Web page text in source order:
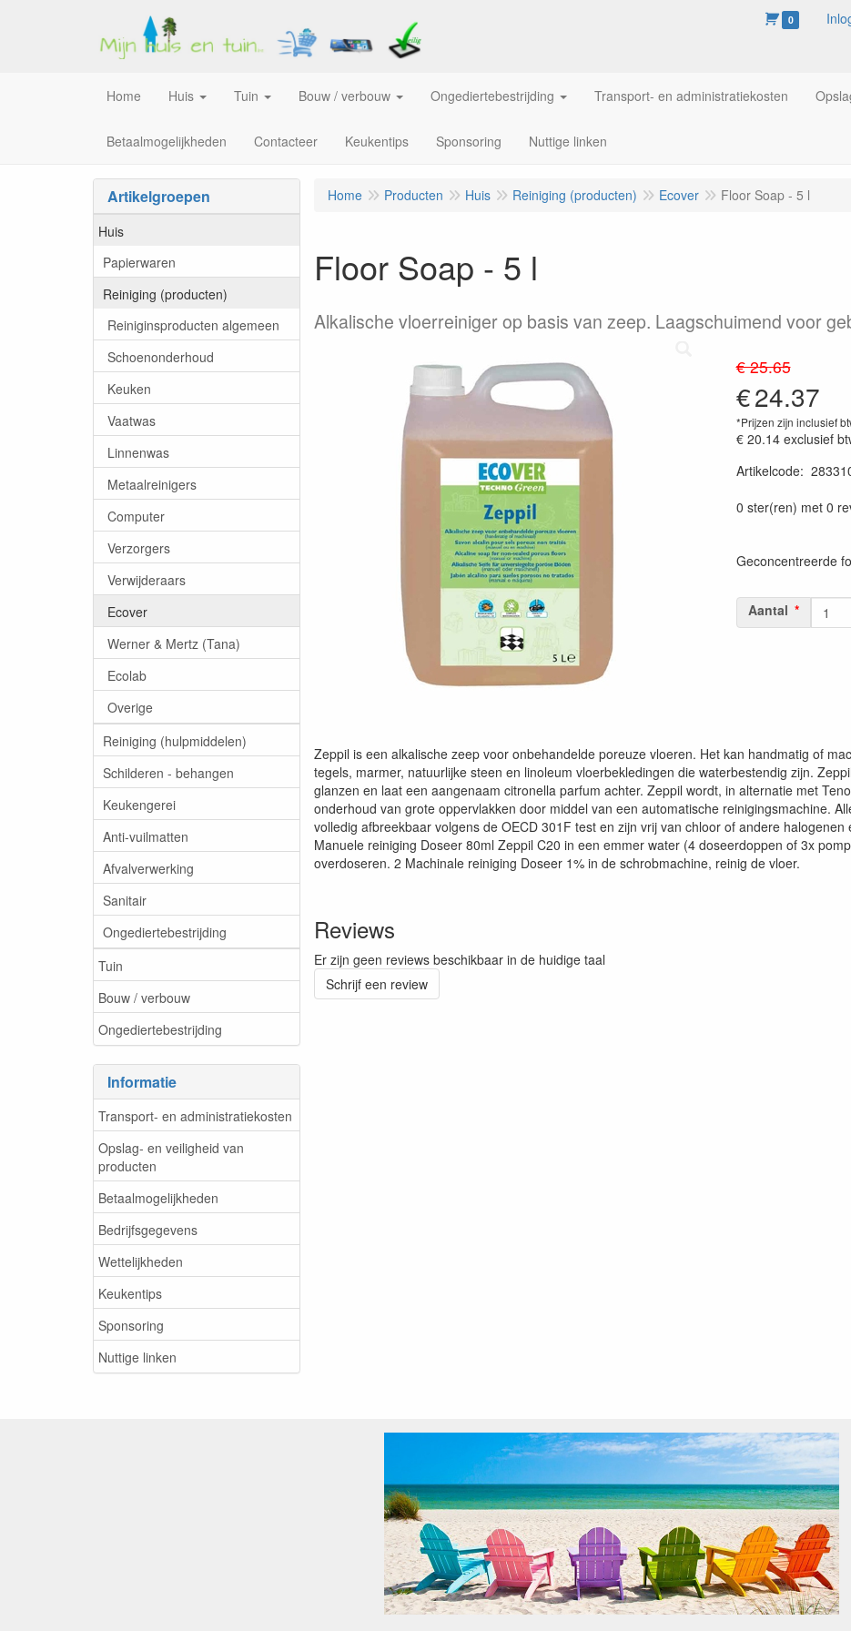
0
Home Huis Tuin Bouw / verbouw Ongediertebestrijding Transport- en administratiekosten
Betaalmogelijkheden Contacteer Keukentips Sponsoring Nuttige linken
Artikelgroepen
Huis
Papierwaren
Reiniging (producten)
Reiniginsproducten algemeen
Schoenonderhoud
Keuken
Vaatwas
Linnenwas
Metaalreinigers
Computer
Verzorgers
Verwijderaars
Ecover
Werner & Mertz (Tana)
Ecolab
Overige
Reiniging (hulpmiddelen)
Schilderen - behangen
Keukengerei
Anti-vuilmatten
Afvalverwerking
Sanitair
Ongediertebestrijding
Tuin
Bouw / verbouw
Ongediertebestrijding
Informatie
Transport- en administratiekosten
Opslag- en veiligheid van
producten
Betaalmogelijkheden
Bedrijfsgegevens
Wettelijkheden
Keukentips
Sponsoring
Nuttige linken
Home Producten Huis Reiniging (producten) Ecover Floor Soap - 5 l
Floor Soap - 5 l
Alkalische vloerreiniger op basis van zeep. Laagschuimend voor
€ 25.65
€24.37
*Prijzen zijn inclusief
€ 20.14 exclusief
Artikelcode:
0 ster(ren) met 0
Geconcentreerde
Aantal
Zeppil is een alkalische zeep voor onbehandelde poreuze vloeren. Het kan handmatig of
tegels, marmer, natuurlijke steen en linoleum vloerbekledingen die waterbestendig zijn.
glanzen en laat een aangenaam citronella parfum achter. Zeppil wordt, in alternatie met
onderhoud van grote oppervlakken door middel van een automatische reinigingsmachine.
volledig afbreekbaar volgens de OECD 301F test en zijn vrij van chloor of andere halogenen
Manuele reiniging Doseer 80ml Zeppil C20 in een emmer water (4 doseerdoppen of 3x
overdoseren. 2 Machinale reiniging Doseer 1% in de schrobmachine, reinig de vloer.
Reviews
Er zijn geen reviews beschikbaar in de huidige taal
Schrijf een review